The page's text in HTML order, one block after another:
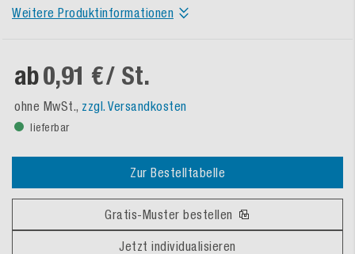
Weitere Produktinformationen
ab0,91 €/ St.
ohne MwSt., zzgl. Versandkosten
lieferbar
Zur Bestelltabelle
Gratis-Muster bestellen
Jetzt individualisieren